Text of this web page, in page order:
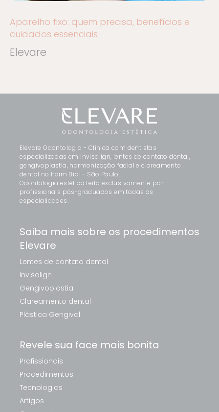
Aparelho fixo: quem precisa, benefícios e
cuidados essenciais
Elevare
Elevare Odontologia - Clínica com dentistas
especializadas em Invisalign, lentes de contato dental,
gengivoplastia, harmonização facial e clareamento
dental no Itaim Bibi - São Paulo.
Odontologia estética feita exclusivamente por
profissionais pós-graduados em todas as
especialidades.
Saiba mais sobre os procedimentos
Elevare
Lentes de contato dental
Invisalign
Gengivoplastia
Clareamento dental
Plástica Gengival
Revele sua face mais bonita
Profissionais
Procedimentos
Tecnologias
Artigos